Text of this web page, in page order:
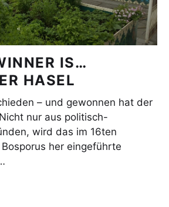
IS…
HASEL
– und gewonnen hat der
nur aus politisch-
wird das im 16ten
her eingeführte